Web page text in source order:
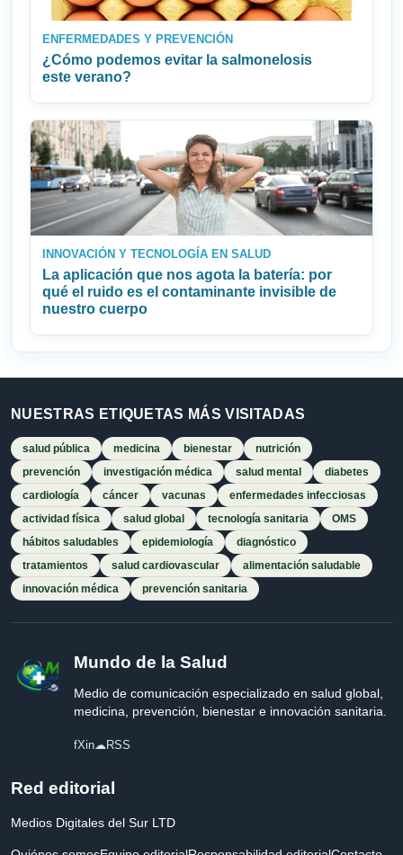
ENFERMEDADES Y PREVENCIÓN
¿Cómo podemos evitar la salmonelosis
este verano?
INNOVACIÓN Y TECNOLOGÍA EN SALUD
La aplicación que nos agota la batería: por
qué el ruido es el contaminante invisible de
nuestro cuerpo
NUESTRAS ETIQUETAS MÁS VISITADAS
salud pública medicina bienestar
nutrición
prevención
investigación médica salud mental
diabetes
cardiología
cáncer vacunas
enfermedades infecciosas
actividad física
salud global tecnología sanitaria
OMS
hábitos saludables
epidemiología
diagnóstico
tratamientos
salud cardiovascular
alimentación saludable
innovación médica
prevención sanitaria
Mundo de la Salud
Medio de comunicación especializado en salud global,
medicina, prevención, bienestar e innovación sanitaria.
fXin☁RSS
Red editorial
Medios Digitales del Sur LTD